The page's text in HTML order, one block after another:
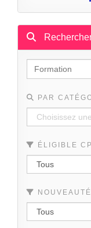
PAR
ÉLIGIBLE
NOUVEAUTÉ